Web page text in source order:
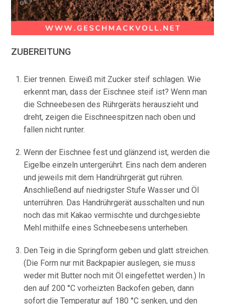
ZUBEREITUNG
Eier trennen. Eiweiß mit Zucker steif schlagen. Wie
erkennt man, dass der Eischnee steif ist? Wenn man
die Schneebesen des Rührgeräts herauszieht und
dreht, zeigen die Eischneespitzen nach oben und
fallen nicht runter.
Wenn der Eischnee fest und glänzend ist, werden die
Eigelbe einzeln untergerührt. Eins nach dem anderen
und jeweils mit dem Handrührgerät gut rühren.
Anschließend auf niedrigster Stufe Wasser und Öl
unterrühren. Das Handrührgerät ausschalten und nun
noch das mit Kakao vermischte und durchgesiebte
Mehl mithilfe eines Schneebesens unterheben.
Den Teig in die Springform geben und glatt streichen.
(Die Form nur mit Backpapier auslegen, sie muss
weder mit Butter noch mit Öl eingefettet werden.) In
den auf 200 °C vorheizten Backofen geben, dann
sofort die Temperatur auf 180 °C senken, und den